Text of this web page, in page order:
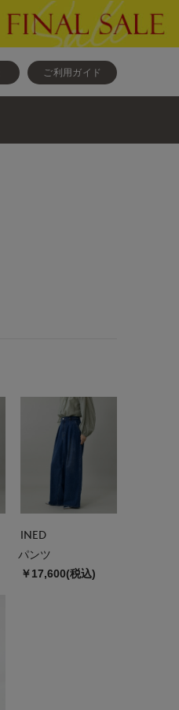
ご利用ガイド
INED
パンツ
￥17,600(税込)